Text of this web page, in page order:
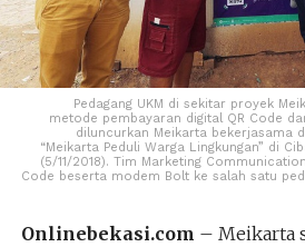
Pedagang UKM di sekitar proyek
metode pembayaran digital QR Code
diluncurkan Meikarta bekerjasama
“Meikarta Peduli Warga Lingkungan” di
(5/11/2018). Tim Marketing
Code beserta modem Bolt ke salah satu
Onlinebekasi.com – Meikarta